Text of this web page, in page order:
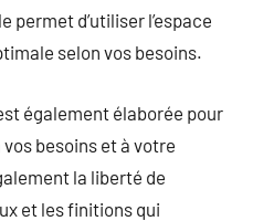
permet d’utiliser l’espace
selon vos besoins.
également élaborée pour
besoins et à votre
la liberté de
et les finitions qui